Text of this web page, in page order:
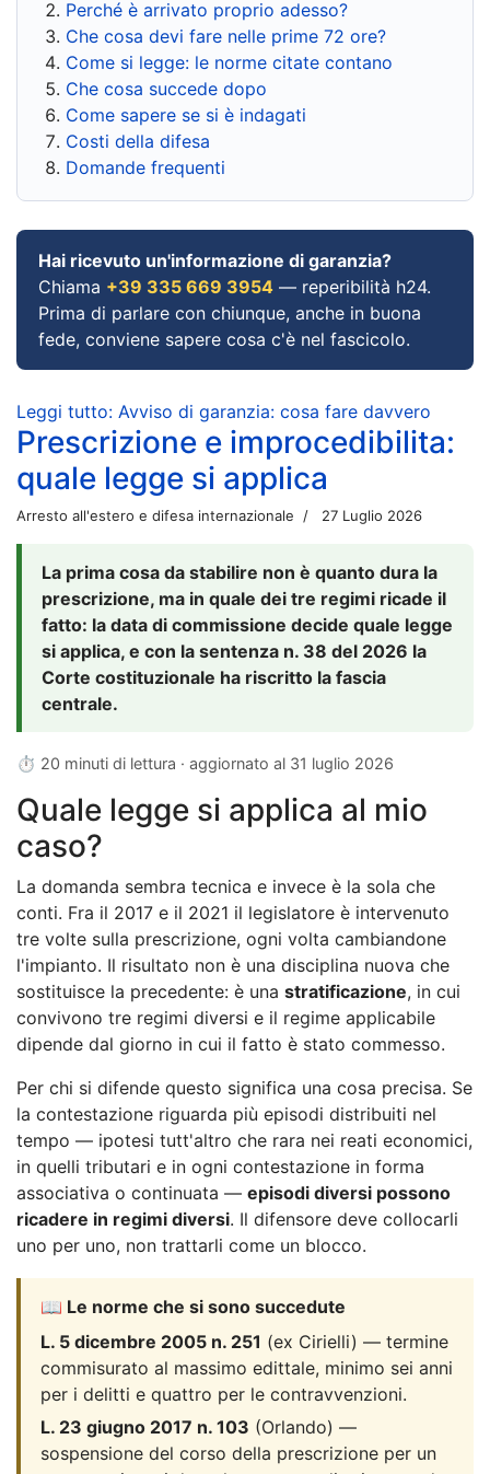
Perché è arrivato proprio adesso?
Che cosa devi fare nelle prime 72 ore?
Come si legge: le norme citate contano
Che cosa succede dopo
Come sapere se si è indagati
Costi della difesa
Domande frequenti
Hai ricevuto un'informazione di garanzia?
Chiama +39 335 669 3954 — reperibilità h24.
Prima di parlare con chiunque, anche in buona
fede, conviene sapere cosa c'è nel fascicolo.
Leggi tutto: Avviso di garanzia: cosa fare davvero
Prescrizione e improcedibilita:
quale legge si applica
Arresto all'estero e difesa internazionale 27 Luglio 2026
La prima cosa da stabilire non è quanto dura la
prescrizione, ma in quale dei tre regimi ricade il
fatto: la data di commissione decide quale legge
si applica, e con la sentenza n. 38 del 2026 la
Corte costituzionale ha riscritto la fascia
centrale.
⏱ 20 minuti di lettura · aggiornato al 31 luglio 2026
Quale legge si applica al mio
caso?
La domanda sembra tecnica e invece è la sola che
conti. Fra il 2017 e il 2021 il legislatore è intervenuto
tre volte sulla prescrizione, ogni volta cambiandone
l'impianto. Il risultato non è una disciplina nuova che
sostituisce la precedente: è una stratificazione, in cui
convivono tre regimi diversi e il regime applicabile
dipende dal giorno in cui il fatto è stato commesso.
Per chi si difende questo significa una cosa precisa. Se
la contestazione riguarda più episodi distribuiti nel
tempo — ipotesi tutt'altro che rara nei reati economici,
in quelli tributari e in ogni contestazione in forma
associativa o continuata — episodi diversi possono
ricadere in regimi diversi. Il difensore deve collocarli
uno per uno, non trattarli come un blocco.
📖 Le norme che si sono succedute
L. 5 dicembre 2005 n. 251 (ex Cirielli) — termine
commisurato al massimo edittale, minimo sei anni
per i delitti e quattro per le contravvenzioni.
L. 23 giugno 2017 n. 103 (Orlando) —
sospensione del corso della prescrizione per un